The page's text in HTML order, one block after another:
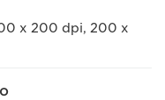
x 200 dpi, 200 x